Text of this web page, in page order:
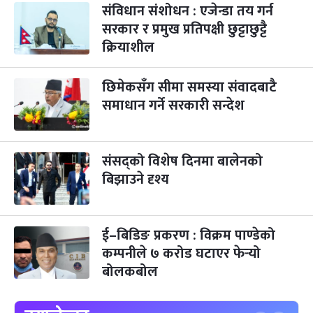
२४
मंगल
गोरुपुजा
कार्तिक २४, २०८३-Nov 10, 2026
३ महिना बाँकी
२५
बुध
भाइटीका
कार्तिक २५, २०८३ - Nov 11, 2026
३ महिना बाँकी
२९
आइत
छठपर्व
कार्तिक २९, २०८३-Nov 15, 2026
१०
शुक्र
क्रिसमस डे
पौष १०, २०८३
१५
बुध
तमुल्होछार
पौष १५, २०८३- Dec 30, 2026
४ महिना बाँकी
२७ पृथ्वी जयन्ती
संविधान संशोधन : एजेन्डा तय गर्न
सरकार र प्रमुख प्रतिपक्षी छुट्टाछुट्टै
क्रियाशील
छिमेकसँग सीमा समस्या संवादबाटै
समाधान गर्ने सरकारी सन्देश
संसद्को विशेष दिनमा बालेनको
बिझाउने दृश्य
ई–बिडिङ प्रकरण : विक्रम पाण्डेको
कम्पनीले ७ करोड घटाएर फेर्‍यो
बोलकबोल